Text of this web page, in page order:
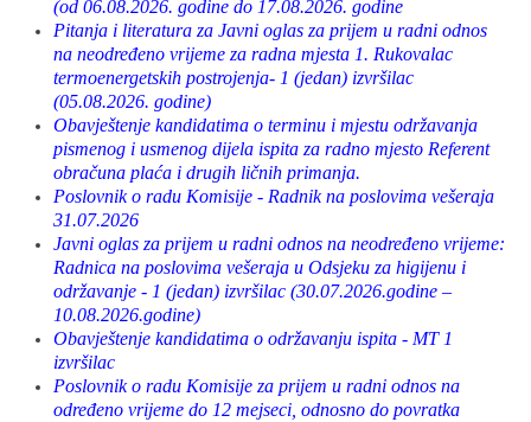
(od 06.08.2026. godine do 17.08.2026. godine
Pitanja i literatura za Javni oglas za prijem u radni odnos
na neodređeno vrijeme za radna mjesta 1. Rukovalac
termoenergetskih postrojenja- 1 (jedan) izvršilac
(05.08.2026. godine)
Obavještenje kandidatima o terminu i mjestu održavanja
pismenog i usmenog dijela ispita za radno mjesto Referent
obračuna plaća i drugih ličnih primanja.
Poslovnik o radu Komisije - Radnik na poslovima vešeraja
31.07.2026
Javni oglas za prijem u radni odnos na neodređeno vrijeme:
Radnica na poslovima vešeraja u Odsjeku za higijenu i
održavanje - 1 (jedan) izvršilac (30.07.2026.godine –
10.08.2026.godine)
Obavještenje kandidatima o održavanju ispita - MT 1
izvršilac
Poslovnik o radu Komisije za prijem u radni odnos na
određeno vrijeme do 12 mejseci, odnosno do povratka